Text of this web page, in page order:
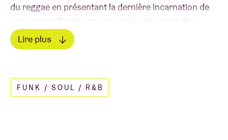
du reggae en présentant la dernière incarnation de
son extraordinaire groupe sur les plus grandes
scènes mondiales. S'appuyant sur un héritage qui
remonte à 45 ans, à ses années de formation dans le
chanteur et guitariste Ali reste la réalisation la plus
authentique de l'objectif initial d'UB40 : faire
Lire plus
FUNK / SOUL / R&B